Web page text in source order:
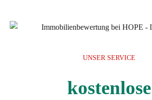
UNSER SERVICE
kostenlose